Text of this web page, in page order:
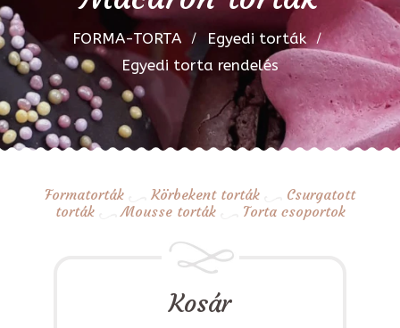
FORMA-TORTA
Egyedi torták
Egyedi torta rendelés
Formatorták Körbekent torták
Csurgatott
torták
Mousse torták Torta csoportok
Kosár